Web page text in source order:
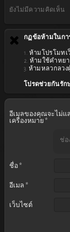
ยังไม่มีความคิดเห็น
กฏข้อห้ามในกา
1. ห้ามโปรโมท
2. ห้ามใช้คำหย
3. ห้ามหลวกลว
โปรดช่วยกันรั
อีเมลของคุณจะไม่แ
เครื่องหมาย *
ชื่อ *
อีเมล *
เว็บไซต์